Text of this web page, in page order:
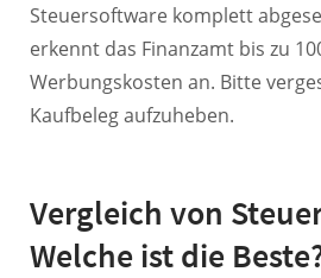
Steuersoftware komplett
erkennt das Finanzamt bis zu
Werbungskosten an. Bitte
Kaufbeleg aufzuheben.
Vergleich von
Welche ist die